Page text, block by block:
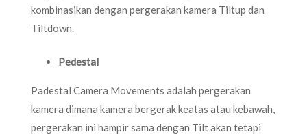
kombinasikan dengan pergerakan kamera Tiltup dan
Tiltdown.
Pedestal
Padestal Camera Movements adalah pergerakan
kamera dimana kamera bergerak keatas atau kebawah,
pergerakan ini hampir sama dengan Tilt akan tetapi